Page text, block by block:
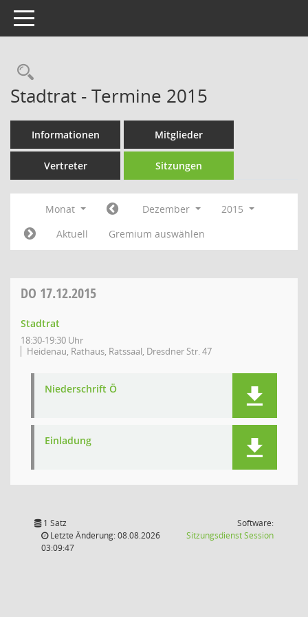
Toggle navigation
Rechercheauswahl
Stadtrat - Termine 2015
Informationen Mitglieder
Vertreter Sitzungen
Monat Dezember
2015
Aktuell
Gremium auswählen
DO 17.12.2015
Stadtrat
18:30-19:30 Uhr
Heidenau, Rathaus, Ratssaal, Dresdner Str. 47
Niederschrift Ö
Einladung
1 Satz
Letzte Änderung: 08.08.2026
03:09:47
Software:
SitzungsdienstSession(Wird in